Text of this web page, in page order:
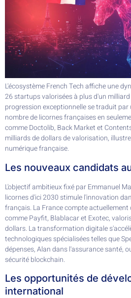
L'écosystème French Tech affiche une
26 startups valorisées à plus d'un
progression exceptionnelle se traduit
nombre de licornes françaises en
comme Doctolib, Back Market et
milliards de dollars de valorisation,
numérique française.
Les nouveaux candidats
L'objectif ambitieux fixé par Emmanuel
licornes d'ici 2030 stimule l'innovation
français. La France compte
comme Payfit, Blablacar et Exotec,
dollars. La transformation digitale
technologiques spécialisées telles que
dépenses, Alan dans l'assurance santé,
sécurité blockchain.
Les opportunités de
international